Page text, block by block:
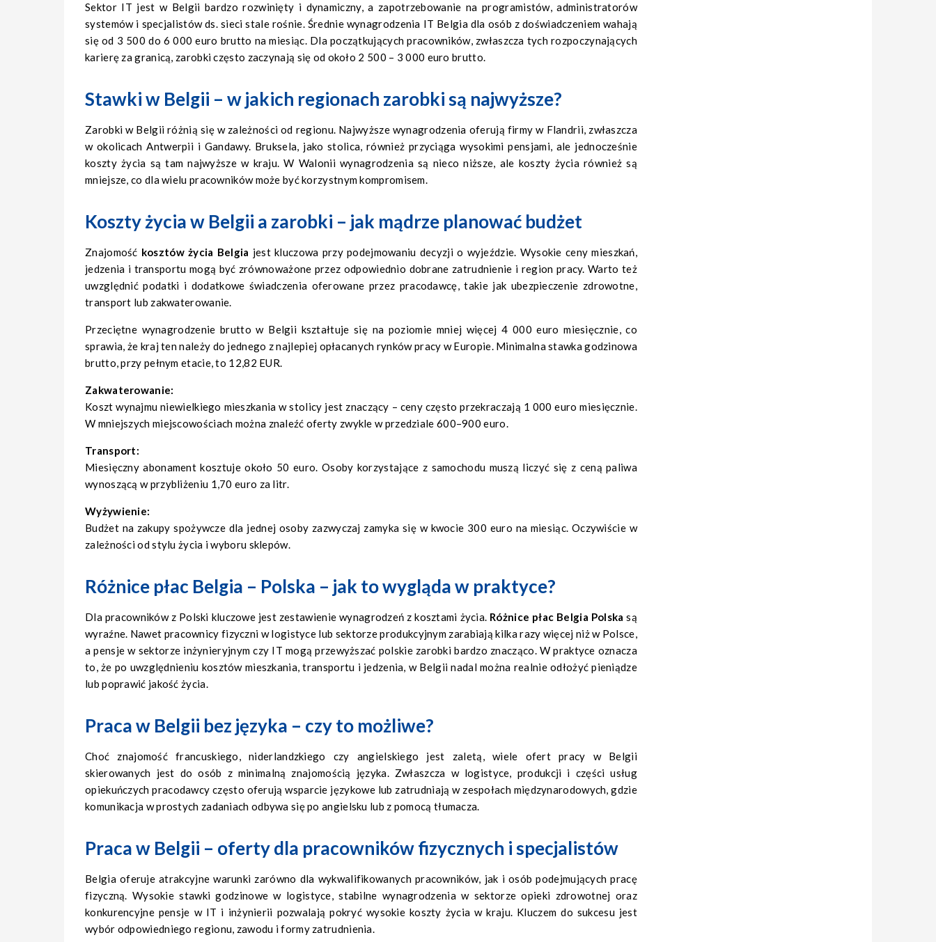
Sektor IT jest w Belgii bardzo rozwinięty i dynamiczny, a zapotrzebowanie na programistów, administratorów
systemów i specjalistów ds. sieci stale rośnie. Średnie wynagrodzenia IT Belgia dla osób z doświadczeniem wahają
się od 3 500 do 6 000 euro brutto na miesiąc. Dla początkujących pracowników, zwłaszcza tych rozpoczynających
karierę za granicą, zarobki często zaczynają się od około 2 500 – 3 000 euro brutto.
Stawki w Belgii – w jakich regionach zarobki są najwyższe?
Zarobki w Belgii różnią się w zależności od regionu. Najwyższe wynagrodzenia oferują firmy w Flandrii, zwłaszcza
w okolicach Antwerpii i Gandawy. Bruksela, jako stolica, również przyciąga wysokimi pensjami, ale jednocześnie
koszty życia są tam najwyższe w kraju. W Walonii wynagrodzenia są nieco niższe, ale koszty życia również są
mniejsze, co dla wielu pracowników może być korzystnym kompromisem.
Koszty życia w Belgii a zarobki – jak mądrze planować budżet
Znajomość kosztów życia Belgia jest kluczowa przy podejmowaniu decyzji o wyjeździe. Wysokie ceny mieszkań,
jedzenia i transportu mogą być zrównoważone przez odpowiednio dobrane zatrudnienie i region pracy. Warto też
uwzględnić podatki i dodatkowe świadczenia oferowane przez pracodawcę, takie jak ubezpieczenie zdrowotne,
transport lub zakwaterowanie.
Przeciętne wynagrodzenie brutto w Belgii kształtuje się na poziomie mniej więcej 4 000 euro miesięcznie, co
sprawia, że kraj ten należy do jednego z najlepiej opłacanych rynków pracy w Europie. Minimalna stawka godzinowa
brutto, przy pełnym etacie, to 12,82 EUR.
Zakwaterowanie:
Koszt wynajmu niewielkiego mieszkania w stolicy jest znaczący – ceny często przekraczają 1 000 euro miesięcznie.
W mniejszych miejscowościach można znaleźć oferty zwykle w przedziale 600–900 euro.
Transport:
Miesięczny abonament kosztuje około 50 euro. Osoby korzystające z samochodu muszą liczyć się z ceną paliwa
wynoszącą w przybliżeniu 1,70 euro za litr.
Wyżywienie:
Budżet na zakupy spożywcze dla jednej osoby zazwyczaj zamyka się w kwocie 300 euro na miesiąc. Oczywiście w
zależności od stylu życia i wyboru sklepów.
Różnice płac Belgia – Polska – jak to wygląda w praktyce?
Dla pracowników z Polski kluczowe jest zestawienie wynagrodzeń z kosztami życia. Różnice płac Belgia Polska są
wyraźne. Nawet pracownicy fizyczni w logistyce lub sektorze produkcyjnym zarabiają kilka razy więcej niż w Polsce,
a pensje w sektorze inżynieryjnym czy IT mogą przewyższać polskie zarobki bardzo znacząco. W praktyce oznacza
to, że po uwzględnieniu kosztów mieszkania, transportu i jedzenia, w Belgii nadal można realnie odłożyć pieniądze
lub poprawić jakość życia.
Praca w Belgii bez języka – czy to możliwe?
Choć znajomość francuskiego, niderlandzkiego czy angielskiego jest zaletą, wiele ofert pracy w Belgii
skierowanych jest do osób z minimalną znajomością języka. Zwłaszcza w logistyce, produkcji i części usług
opiekuńczych pracodawcy często oferują wsparcie językowe lub zatrudniają w zespołach międzynarodowych, gdzie
komunikacja w prostych zadaniach odbywa się po angielsku lub z pomocą tłumacza.
Praca w Belgii – oferty dla pracowników fizycznych i specjalistów
Belgia oferuje atrakcyjne warunki zarówno dla wykwalifikowanych pracowników, jak i osób podejmujących pracę
fizyczną. Wysokie stawki godzinowe w logistyce, stabilne wynagrodzenia w sektorze opieki zdrowotnej oraz
konkurencyjne pensje w IT i inżynierii pozwalają pokryć wysokie koszty życia w kraju. Kluczem do sukcesu jest
wybór odpowiedniego regionu, zawodu i formy zatrudnienia.